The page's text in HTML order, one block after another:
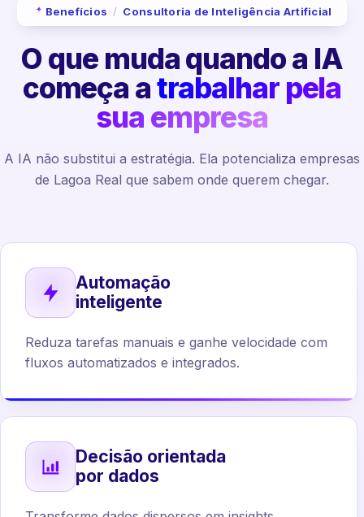
Benefícios / Consultoria de Inteligência Artificial
O que muda quando a IA
começa atrabalhar pela
sua empresa
A IA não substitui a estratégia. Ela potencializa empresas
de Lagoa Real que sabem onde querem chegar.
Automação
inteligente
Reduza tarefas manuais e ganhe velocidade com
fluxos automatizados e integrados.
Decisão orientada
por dados